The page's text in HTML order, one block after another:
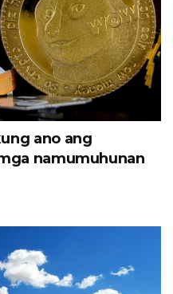
ano ang
namumuhunan